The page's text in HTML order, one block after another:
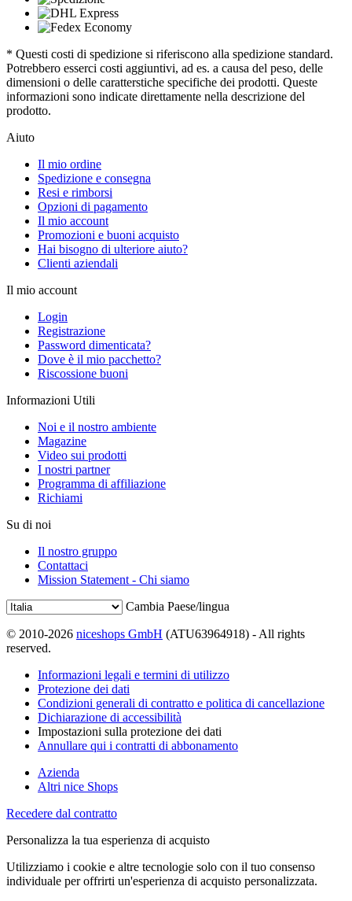
* Questi costi di spedizione si riferiscono alla spedizione standard.
Potrebbero esserci costi aggiuntivi, ad es. a causa del peso, delle
dimensioni o delle caratterstiche specifiche dei prodotti. Queste
informazioni sono indicate direttamente nella descrizione del
prodotto.
Aiuto
Il mio ordine
Spedizione e consegna
Resi e rimborsi
Opzioni di pagamento
Il mio account
Promozioni e buoni acquisto
Hai bisogno di ulteriore aiuto?
Clienti aziendali
Il mio account
Login
Registrazione
Password dimenticata?
Dove è il mio pacchetto?
Riscossione buoni
Informazioni Utili
Noi e il nostro ambiente
Magazine
Video sui prodotti
I nostri partner
Programma di affiliazione
Richiami
Su di noi
Il nostro gruppo
Contattaci
Mission Statement - Chi siamo
Cambia Paese/lingua
© 2010-2026 niceshops GmbH (ATU63964918) - All rights
reserved.
Informazioni legali e termini di utilizzo
Protezione dei dati
Condizioni generali di contratto e politica di cancellazione
Dichiarazione di accessibilità
Impostazioni sulla protezione dei dati
Annullare qui i contratti di abbonamento
Azienda
Altri nice Shops
Recedere dal contratto
Personalizza la tua esperienza di acquisto
Utilizziamo i cookie e altre tecnologie solo con il tuo consenso
individuale per offrirti un'esperienza di acquisto personalizzata.